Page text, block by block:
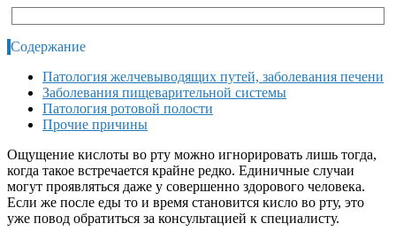
Содержание
Патология желчевыводящих путей, заболевания печени
Заболевания пищеварительной системы
Патология ротовой полости
Прочие причины
Ощущение кислоты во рту можно игнорировать лишь тогда,
когда такое встречается крайне редко. Единичные случаи
могут проявляться даже у совершенно здорового человека.
Если же после еды то и время становится кисло во рту, это
уже повод обратиться за консультацией к специалисту.